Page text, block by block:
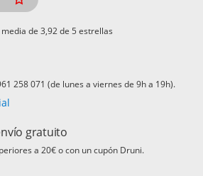
de de 5 estrellas
258 071 (de lunes a viernes de 9h a 19h).
gratuito
a 20€ o con un cupón Druni.